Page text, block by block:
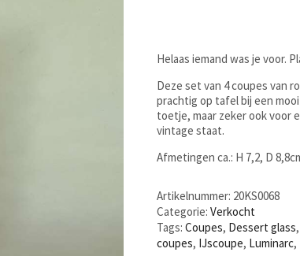
Helaas iemand was je voor.
Deze set van 4 coupes van
prachtig op tafel bij een
toetje, maar zeker ook voor
vintage staat.
Afmetingen ca.: H 7,2, D
Artikelnummer: 20KS0068
Categorie:Verkocht
Tags:Coupes, Dessert glass,
coupes, IJscoupe, Luminarc,